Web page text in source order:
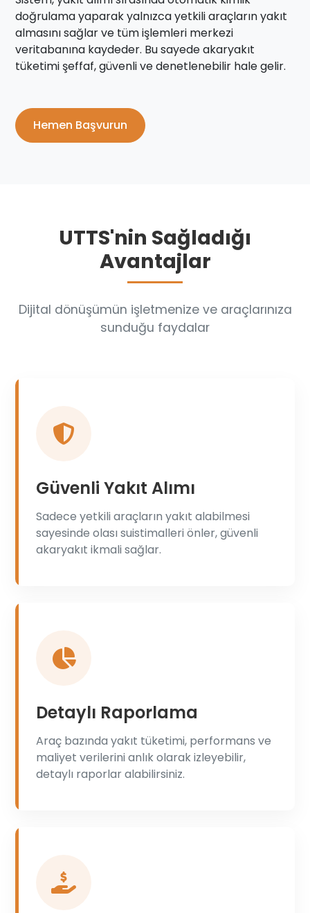
doğrulama yaparak yalnızca yetkili araçların yakıt
almasını sağlar ve tüm işlemleri merkezi
veritabanına kaydeder. Bu sayede akaryakıt
tüketimi şeffaf, güvenli ve denetlenebilir hale gelir.
Hemen Başvurun
UTTS'nin Sağladığı
Avantajlar
Dijital dönüşümün işletmenize ve araçlarınıza
sunduğu faydalar
Güvenli Yakıt Alımı
Sadece yetkili araçların yakıt alabilmesi
sayesinde olası suistimalleri önler, güvenli
akaryakıt ikmali sağlar.
Detaylı Raporlama
Araç bazında yakıt tüketimi, performans ve
maliyet verilerini anlık olarak izleyebilir,
detaylı raporlar alabilirsiniz.